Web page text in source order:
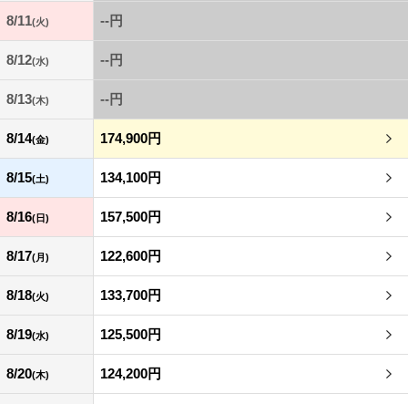
8/11(火) --円
8/12(水) --円
8/13(木) --円
8/14(金) 174,900円
8/15(土) 134,100円
8/16(日) 157,500円
8/17(月) 122,600円
8/18(火) 133,700円
8/19(水) 125,500円
8/20(木) 124,200円